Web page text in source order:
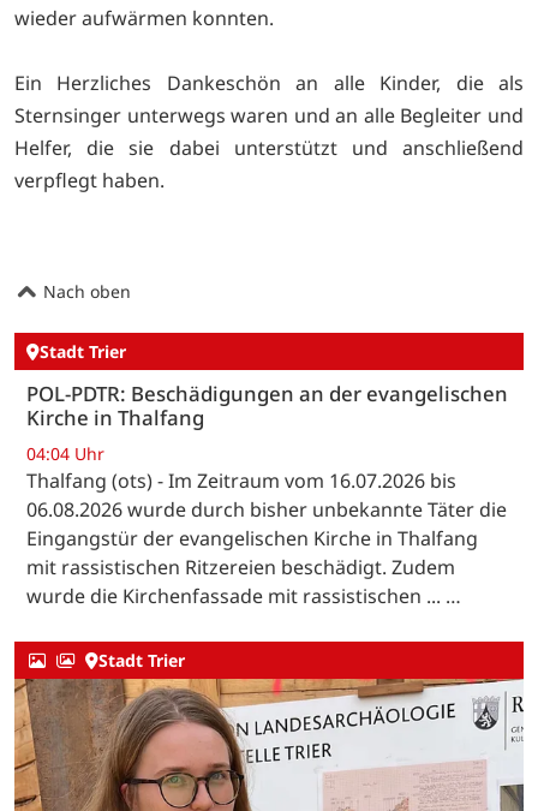
wieder aufwärmen konnten.
Ein Herzliches Dankeschön an alle Kinder, die als
Sternsinger unterwegs waren und an alle Begleiter und
Helfer, die sie dabei unterstützt und anschließend
verpflegt haben.
Nach oben
Stadt Trier
POL-PDTR: Beschädigungen an der evangelischen
Kirche in Thalfang
04:04 Uhr
Thalfang (ots) - Im Zeitraum vom 16.07.2026 bis
06.08.2026 wurde durch bisher unbekannte Täter die
Eingangstür der evangelischen Kirche in Thalfang
mit rassistischen Ritzereien beschädigt. Zudem
wurde die Kirchenfassade mit rassistischen ... …
Stadt Trier